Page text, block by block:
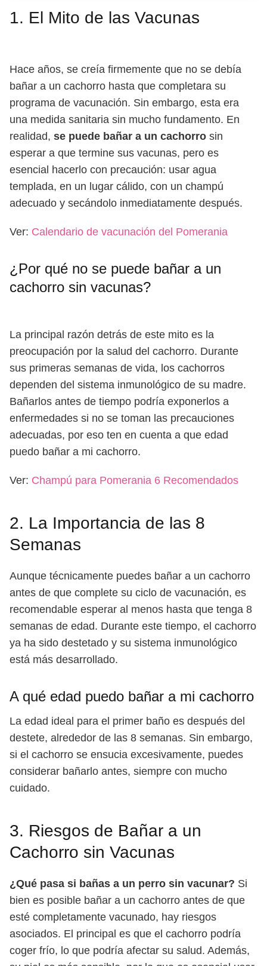
1. El Mito de las Vacunas
Hace años, se creía firmemente que no se debía
bañar a un cachorro hasta que completara su
programa de vacunación. Sin embargo, esta era
una medida sanitaria sin mucho fundamento. En
realidad, se puede bañar a un cachorro sin
esperar a que termine sus vacunas, pero es
esencial hacerlo con precaución: usar agua
templada, en un lugar cálido, con un champú
adecuado y secándolo inmediatamente después.
Ver: Calendario de vacunación del Pomerania
¿Por qué no se puede bañar a un
cachorro sin vacunas?
La principal razón detrás de este mito es la
preocupación por la salud del cachorro. Durante
sus primeras semanas de vida, los cachorros
dependen del sistema inmunológico de su madre.
Bañarlos antes de tiempo podría exponerlos a
enfermedades si no se toman las precauciones
adecuadas, por eso ten en cuenta a que edad
puedo bañar a mi cachorro.
Ver: Champú para Pomerania 6 Recomendados
2. La Importancia de las 8
Semanas
Aunque técnicamente puedes bañar a un cachorro
antes de que complete su ciclo de vacunación, es
recomendable esperar al menos hasta que tenga 8
semanas de edad. Durante este tiempo, el cachorro
ya ha sido destetado y su sistema inmunológico
está más desarrollado.
A qué edad puedo bañar a mi cachorro
La edad ideal para el primer baño es después del
destete, alrededor de las 8 semanas. Sin embargo,
si el cachorro se ensucia excesivamente, puedes
considerar bañarlo antes, siempre con mucho
cuidado.
3. Riesgos de Bañar a un
Cachorro sin Vacunas
¿Qué pasa si bañas a un perro sin vacunar? Si
bien es posible bañar a un cachorro antes de que
esté completamente vacunado, hay riesgos
asociados. El principal es que el cachorro podría
coger frío, lo que podría afectar su salud. Además,